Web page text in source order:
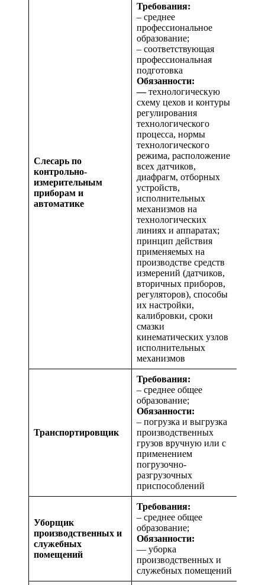
Слесарь по
контрольно-
измерительным
приборам и
автоматике
Требования:
– среднее
профессиональное
образование;
– соответствующая
профессиональная
подготовка
Обязанности:
—технологическую
схему цехов и контуры
регулирования
технологического
процесса, нормы
технологического
режима, расположение
всех датчиков,
диафрагм, отборных
устройств,
исполнительных
механизмов на
технологических
линиях и аппаратах;
принцип действия
применяемых на
производстве средств
измерений (датчиков,
вторичных приборов,
регуляторов), способы
их настройки,
калибровки, сроки
смазки
кинематических узлов
исполнительных
механизмов
Транспортировщик
Требования:
– среднее общее
образование;
Обязанности:
– погрузка и выгрузка
производственных
грузов вручную или с
применением
погрузочно-
разгрузочных
приспособлений
Уборщик
производственных и
служебных
помещений
Требования:
– среднее общее
образование;
Обязанности:
— уборка
производственных и
служебных помещений